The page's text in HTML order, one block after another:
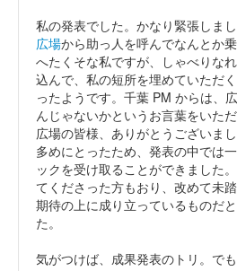
私の発表でした。かなり緊張しまし
広場から助っ人を呼んでなんとか
へたくそな私ですが、しゃべりな
込んで、私の短所を埋めていただ
ったようです。千葉 PM からは、
んじゃないかというお言葉をいた
広場の皆様、ありがとうございま
多めにとったため、発表の中では
ックを受け取ることができました
てくださった方もおり、改めて未
期待の上に成り立っているものだ
た。
気がつけば、成果発表のトリ。で